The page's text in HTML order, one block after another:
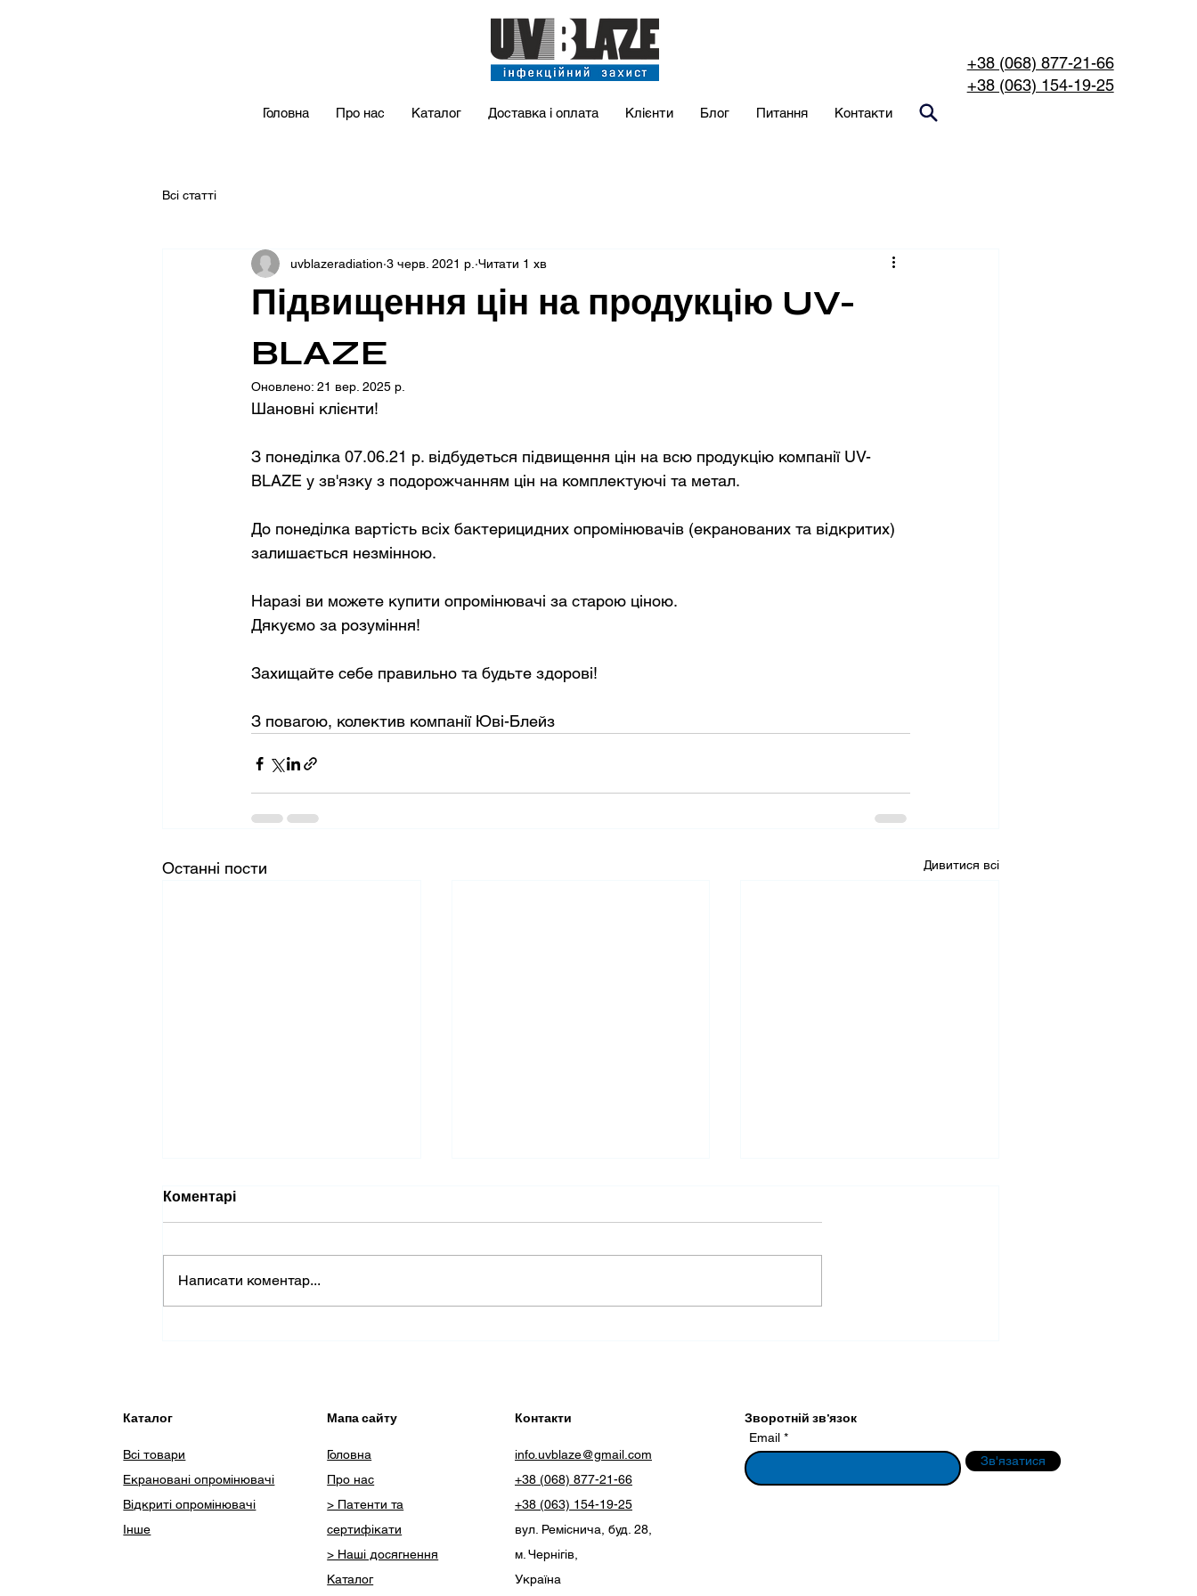
Головна Про нас Каталог Доставка і оплата Клієнти Блог Питання Контакти
+38 (068) 877-21-66
+38 (063) 154-19-25
Всі статті
Підвищення цін на продукцію UV-
BLAZE
uvblazeradiation 3 черв. 2021 р. Читати 1 хв
Оновлено: 21 вер. 2025 р.
З понеділка 07.06.21 р. відбудеться підвищення цін на всю продукцію компанії UV-
BLAZE у зв'язку з подорожчанням цін на комплектуючі та метал.
До понеділка вартість всіх бактерицидних опромінювачів (екранованих та відкритих)
залишається незмінною.
Наразі ви можете купити опромінювачі за старою ціною.
Захищайте себе правильно та будьте здорові!
З повагою, колектив компанії Юві-Блейз
Останні пости Дивитися всі
Коментарі
Написати коментар...
Каталог
Всі товари
Екрановані опромінювачі
Відкриті опромінювачі
Інше
Мапа сайту
Головна
Про нас
> Патенти та
сертифікати
> Наші досягнення
Каталог
Контакти
info.uvblaze@gmail.com
+38 (068) 877-21-66
+38 (063) 154-19-25
вул. Реміснича, буд. 28,
м. Чернігів,
Україна
Зворотній зв'язок
Email
Зв'язатися